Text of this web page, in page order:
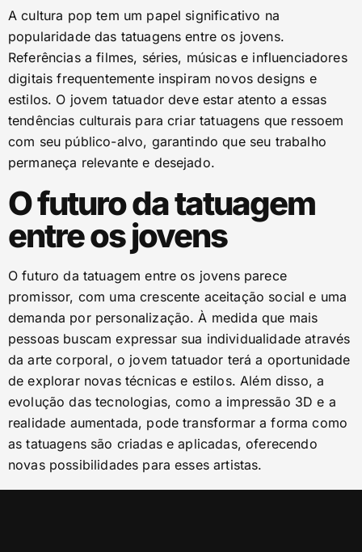
A cultura pop tem um papel significativo na
popularidade das tatuagens entre os jovens.
Referências a filmes, séries, músicas e influenciadores
digitais frequentemente inspiram novos designs e
estilos. O jovem tatuador deve estar atento a essas
tendências culturais para criar tatuagens que ressoem
com seu público-alvo, garantindo que seu trabalho
permaneça relevante e desejado.
O futuro da tatuagem
entre os jovens
O futuro da tatuagem entre os jovens parece
promissor, com uma crescente aceitação social e uma
demanda por personalização. À medida que mais
pessoas buscam expressar sua individualidade através
da arte corporal, o jovem tatuador terá a oportunidade
de explorar novas técnicas e estilos. Além disso, a
evolução das tecnologias, como a impressão 3D e a
realidade aumentada, pode transformar a forma como
as tatuagens são criadas e aplicadas, oferecendo
novas possibilidades para esses artistas.